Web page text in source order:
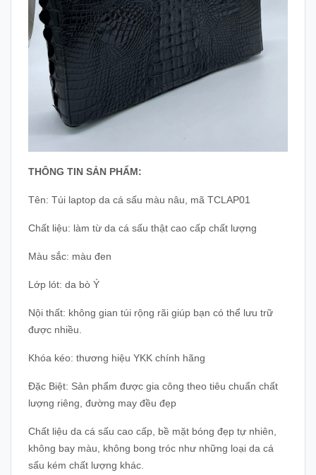
THÔNG TIN SẢN PHẨM:
Tên: Túi laptop da cá sấu màu nâu, mã TCLAP01
Chất liệu: làm từ da cá sấu thật cao cấp chất lượng
Màu sắc: màu đen
Lớp lót: da bò Ý
Nội thất: không gian túi rộng rãi giúp bạn có thể lưu trữ
được nhiều.
Khóa kéo: thương hiệu YKK chính hãng
Đặc Biệt: Sản phẩm được gia công theo tiêu chuẩn chất
lượng riêng, đường may đều đẹp
Chất liệu da cá sấu cao cấp, bề mặt bóng đẹp tự nhiên,
không bay màu, không bong tróc như những loại da cá
sấu kém chất lượng khác.